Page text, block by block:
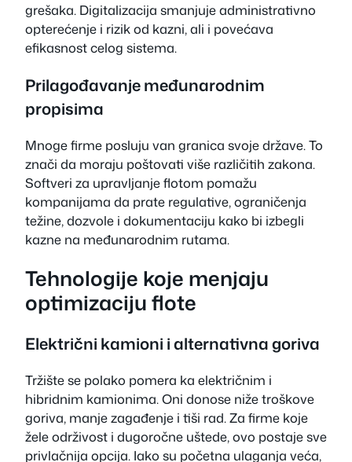
grešaka. Digitalizacija smanjuje administrativno
opterećenje i rizik od kazni, ali i povećava
efikasnost celog sistema.
Prilagođavanje međunarodnim
propisima
Mnoge firme posluju van granica svoje države. To
znači da moraju poštovati više različitih zakona.
Softveri za upravljanje flotom pomažu
kompanijama da prate regulative, ograničenja
težine, dozvole i dokumentaciju kako bi izbegli
kazne na međunarodnim rutama.
Tehnologije koje menjaju
optimizaciju flote
Električni kamioni i alternativna goriva
Tržište se polako pomera ka električnim i
hibridnim kamionima. Oni donose niže troškove
goriva, manje zagađenje i tiši rad. Za firme koje
žele održivost i dugoročne uštede, ovo postaje sve
privlačnija opcija. Iako su početna ulaganja veća,